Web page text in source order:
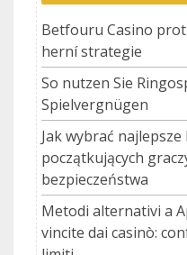
Betfouru Casino
herní strategie
So nutzen Sie
Spielvergnügen
Jak wybrać najlepsze
początkujących
bezpieczeństwa
Metodi alternativi a
vincite dai casinò: